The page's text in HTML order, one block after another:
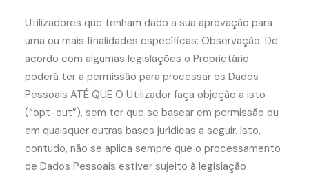
Utilizadores que tenham dado a sua aprovação para
uma ou mais finalidades específicas; Observação: De
acordo com algumas legislações o Proprietário
poderá ter a permissão para processar os Dados
Pessoais ATÉ QUE O Utilizador faça objeção a isto
(“opt-out”), sem ter que se basear em permissão ou
em quaisquer outras bases jurídicas a seguir. Isto,
contudo, não se aplica sempre que o processamento
de Dados Pessoais estiver sujeito à legislação